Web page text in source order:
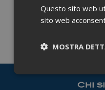
Chi
Questo sito web
sito web
MOSTRA